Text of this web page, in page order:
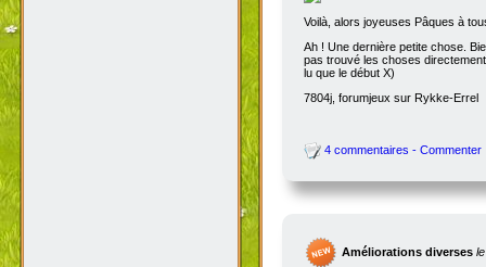
Voilà, alors joyeuses Pâques à
Ah ! Une dernière petite chose.
pas trouvé les choses
lu que le début X)
7804j, forumjeux sur Rykke-Errel
4 commentaires - Commenter
Améliorations diverses